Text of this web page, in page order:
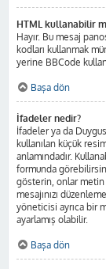
HTML kullanabilir
Hayır. Bu mesaj
kodları kullanmak
yerine BBCode
Başa dön
İfadeler nedir?
İfadeler ya da
kullanılan küçük
anlamındadır.
formunda
gösterin, onlar
mesajınızı
yöneticisi ayrıca bir
ayarlamış olabilir.
Başa dön